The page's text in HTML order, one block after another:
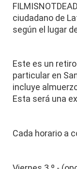
ciudadano de
según el lugar
Este es un
particular en
incluye
Esta será una
Cada horario a